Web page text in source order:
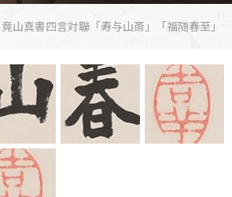
竟山真書四言対聯「寿与山斎」「福随春至」